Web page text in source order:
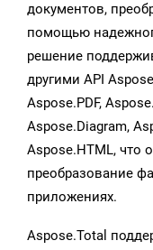
документов,
помощью
решение
другими API
Aspose.PDF,
Aspose.Diagram,
Aspose.HTML, что
преобразование
приложениях.
Aspose.Total